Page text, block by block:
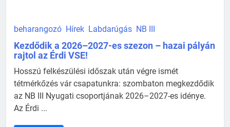
beharangozó Hírek Labdarúgás NB III
Kezdődik a 2026–2027-es szezon – hazai pályán
rajtol az Érdi VSE!
Hosszú felkészülési időszak után végre ismét
tétmérkőzés vár csapatunkra: szombaton megkezdődik
az NB III Nyugati csoportjának 2026–2027-es idénye.
Az Érdi ...